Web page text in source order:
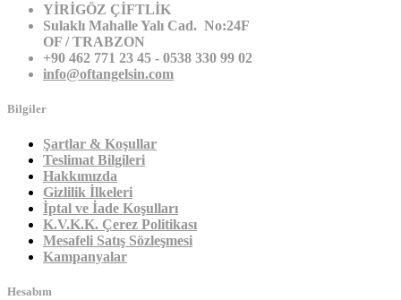
YİRİGÖZ ÇİFTLİK
Sulaklı Mahalle Yalı Cad. No:24F
OF / TRABZON
+90 462 771 23 45 - 0538 330 99 02
info@oftangelsin.com
Bilgiler
Şartlar & Koşullar
Teslimat Bilgileri
Hakkımızda
Gizlilik İlkeleri
İptal ve İade Koşulları
K.V.K.K. Çerez Politikası
Mesafeli Satış Sözleşmesi
Kampanyalar
Hesabım